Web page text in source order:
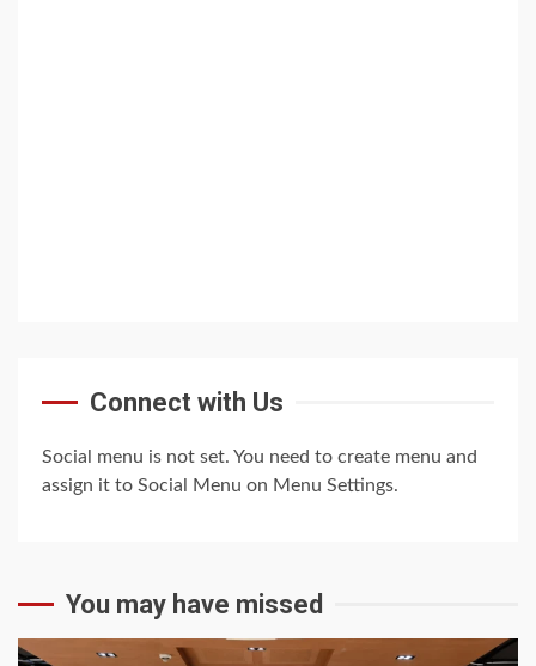
Connect with Us
Social menu is not set. You need to create menu and
assign it to Social Menu on Menu Settings.
You may have missed